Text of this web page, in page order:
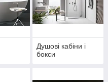
Душові кабіни і
бокси